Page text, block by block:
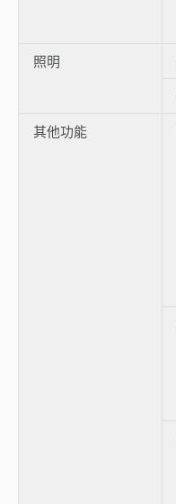
照明
其他功能